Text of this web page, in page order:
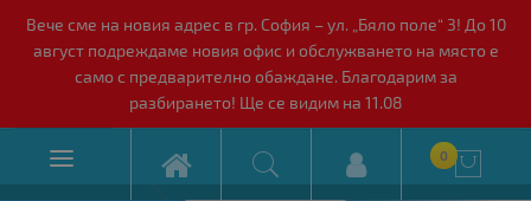
Вече сме на новия адрес в гр. София – ул. „Бяло поле“ 3! До 10
август подреждаме новия офис и обслужването на място е
само с предварително обаждане. Благодарим за
разбирането! Ще се видим на 11.08
 0 